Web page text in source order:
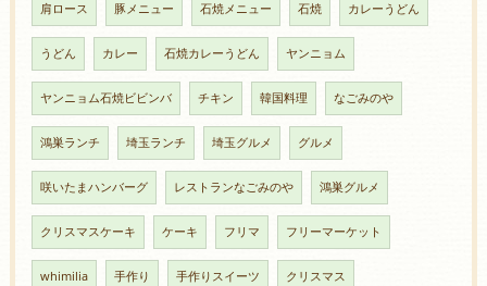
肩ロース 豚メニュー 石焼メニュー 石焼 カレーうどん
うどん カレー 石焼カレーうどん ヤンニョム
ヤンニョム石焼ビビンバ チキン 韓国料理 なごみのや
鴻巣ランチ 埼玉ランチ 埼玉グルメ グルメ
咲いたまハンバーグ レストランなごみのや 鴻巣グルメ
クリスマスケーキ ケーキ フリマ フリーマーケット
whimilia 手作り 手作りスイーツ クリスマス